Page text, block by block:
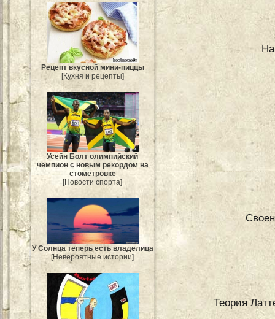
Рецепт вкусной мини-пиццы
[Кухня и рецепты]
Усейн Болт олимпийский
чемпион с новым рекордом на
стометровке
[Новости спорта]
У Солнца теперь есть владелица
[Невероятные истории]
Теория